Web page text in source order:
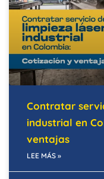
Contratar
industrial en
ventajas
LEE MÁS »